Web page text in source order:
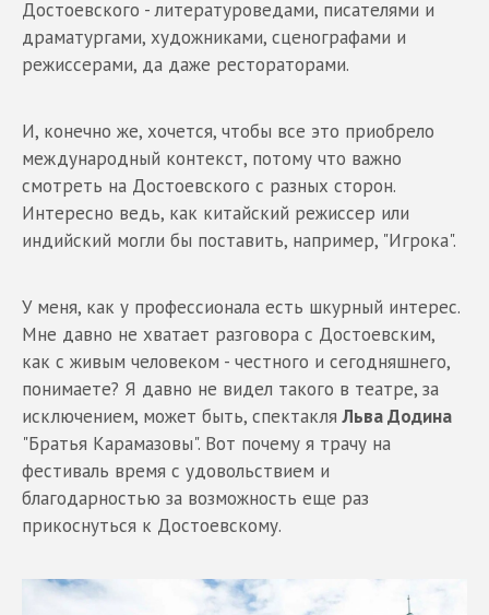
Достоевского - литературоведами, писателями и
драматургами, художниками, сценографами и
режиссерами, да даже рестораторами.
И, конечно же, хочется, чтобы все это приобрело
международный контекст, потому что важно
смотреть на Достоевского с разных сторон.
Интересно ведь, как китайский режиссер или
индийский могли бы поставить, например, "Игрока".
У меня, как у профессионала есть шкурный интерес.
Мне давно не хватает разговора с Достоевским,
как с живым человеком - честного и сегодняшнего,
понимаете? Я давно не видел такого в театре, за
исключением, может быть, спектакляЛьва Додина
"Братья Карамазовы". Вот почему я трачу на
фестиваль время с удовольствием и
благодарностью за возможность еще раз
прикоснуться к Достоевскому.